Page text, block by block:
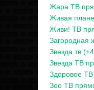
Жара ТВ
Живая
Живи! ТВ
Загородная
Звезда тв
Звезда ТВ
Здоровое
Зоо ТВ